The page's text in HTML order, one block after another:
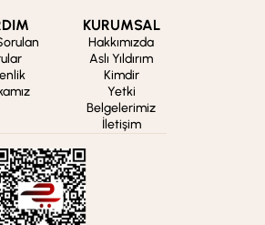
KURUMSAL
Hakkımızda
Aslı Yıldırım
Kimdir
Yetki
Belgelerimiz
İletişim